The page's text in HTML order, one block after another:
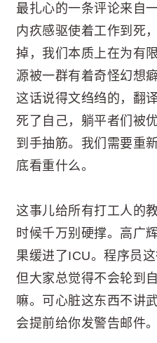
最扎心的一条评论来自
内疚感驱使着工作到死
掉，我们本质上在为有
源被一群有着奇怪幻想
这话说得文绉绉的，翻
死了自己，躺平者们被
到手抽筋。我们需要重
底看重什么。
这事儿给所有打工人的
时候千万别硬撑。高广
果缓进了ICU。程序员
但大家总觉得不会轮到
嘛。可心脏这东西不讲
会提前给你发警告邮件。